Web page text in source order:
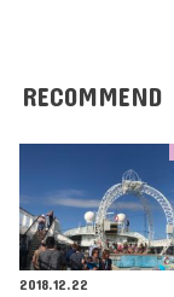
RECOMMEND
2018.12.22